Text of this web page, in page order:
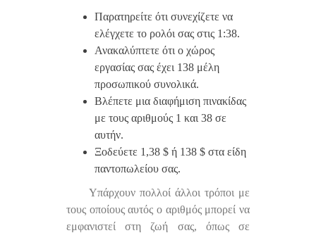
Παρατηρείτε ότι συνεχίζετε να
ελέγχετε το ρολόι σας στις 1:38.
Ανακαλύπτετε ότι ο χώρος
εργασίας σας έχει 138 μέλη
προσωπικού συνολικά.
Βλέπετε μια διαφήμιση πινακίδας
με τους αριθμούς 1 και 38 σε
αυτήν.
Ξοδεύετε 1,38 $ ή 138 $ στα είδη
παντοπωλείου σας.
Υπάρχουν πολλοί άλλοι τρόποι με
τους οποίους αυτός ο αριθμός μπορεί να
εμφανιστεί στη ζωή σας, όπως σε